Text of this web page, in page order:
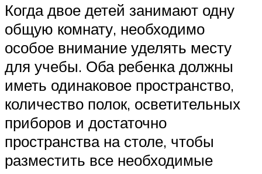
Когда двое детей занимают одну
общую комнату, необходимо
особое внимание уделять месту
для учебы. Оба ребенка должны
иметь одинаковое пространство,
количество полок, осветительных
приборов и достаточно
пространства на столе, чтобы
разместить все необходимые